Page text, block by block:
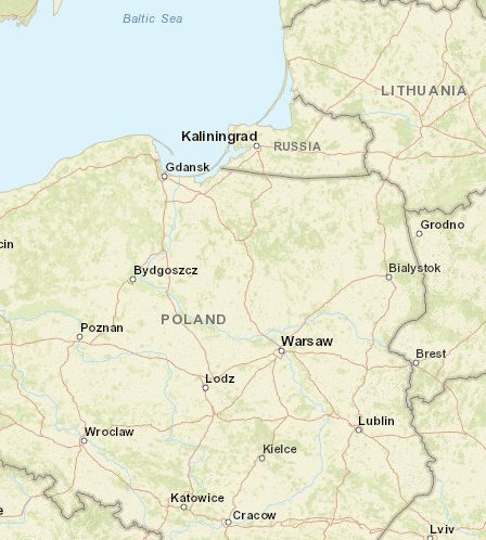
Départ matinal vers le nord de l'Albanie.
Après la route jusqu'au lac Koman, vous
embarquez pour l'une des plus belles
traversées du pays. Pendant près de 2h30,
le bateau serpente entre les falaises
abruptes et les montagnes qui plongent
dans l'eau émeraude. Une fois à Fierzë, vous
rejoignez la vallée de Valbona, au cœur des
Alpes albanaises. L'après-midi, une
randonnée de bienvenue d'environ 7 km (4h,
+380 m) vous permet de découvrir les
paysages de la vallée. Le sentier rejoint la
bergerie de Zic, toujours utilisée durant la
saison d'estive. L'occasion d'observer le
quotidien pastoral et de prendre la mesure
des grands espaces qui vous entourent.
Nuit en guesthouse
Jour 3
Immersion dans la vallée de Valbona
Valbona - Kukës